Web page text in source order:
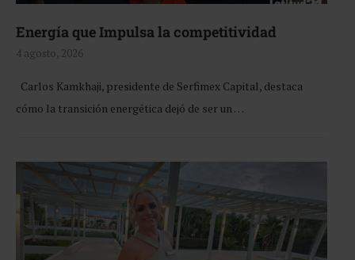
Energía que Impulsa la competitividad
4 agosto, 2026
Carlos Kamkhaji, presidente de Serfimex Capital, destaca
cómo la transición energética dejó de ser un …